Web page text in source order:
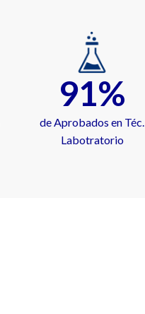
91%
de Aprobados en Téc.
Labotratorio